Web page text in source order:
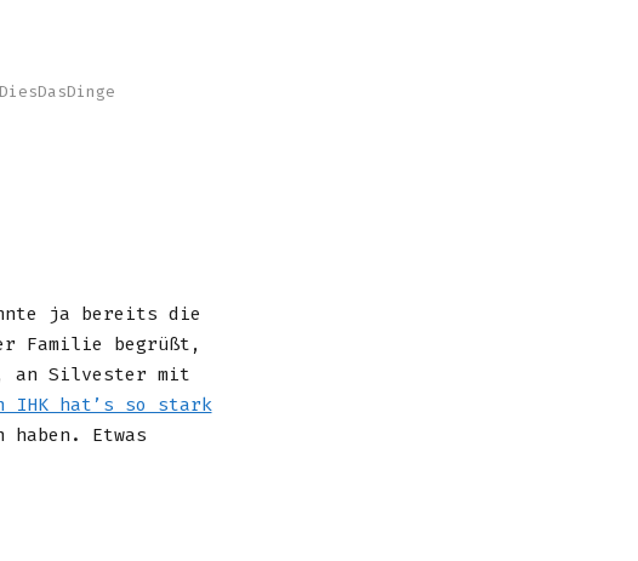
ja bereits die
Familie begrüßt,
an Silvester mit
IHK hat’s so stark
haben. Etwas